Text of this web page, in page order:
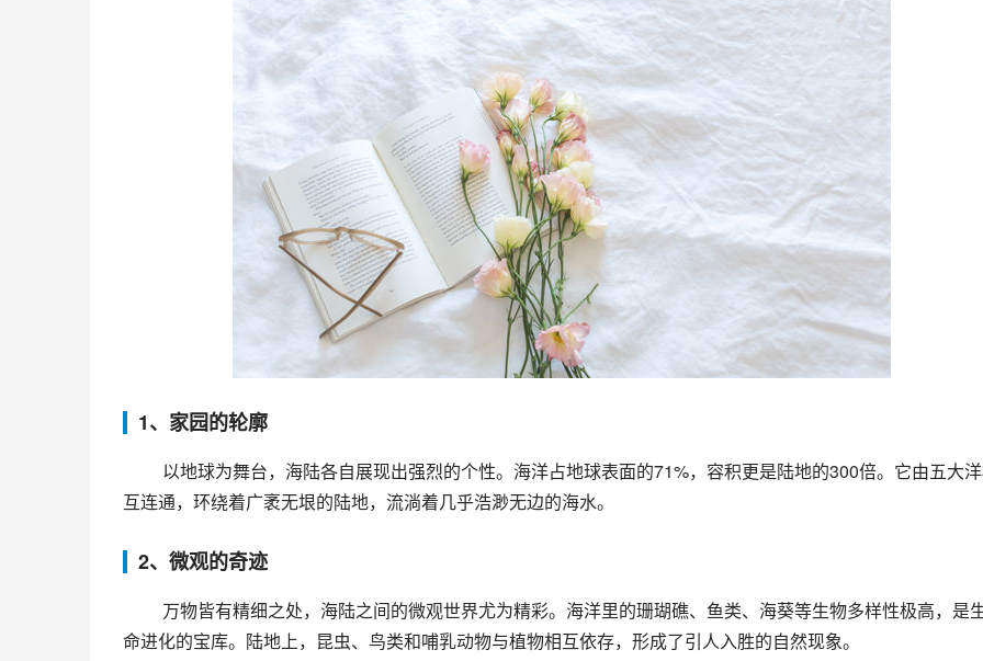
1、家园的轮廓
互连通，环绕着广袤无垠的陆地，流淌着几乎浩渺无边的海水。
2、微观的奇迹
命进化的宝库。陆地上，昆虫、鸟类和哺乳动物与植物相互依存，形成了引人入胜的自然现象。